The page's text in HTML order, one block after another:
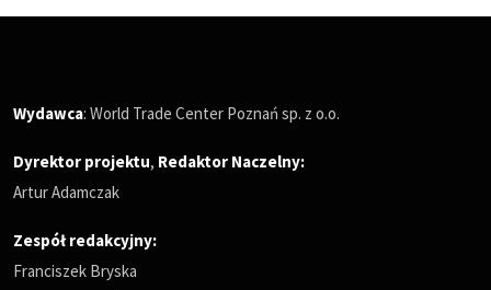
Wydawca: World Trade Center Poznań sp. z o.o.
Dyrektor projektu, Redaktor Naczelny:
Artur Adamczak
Zespół redakcyjny:
Franciszek Bryska